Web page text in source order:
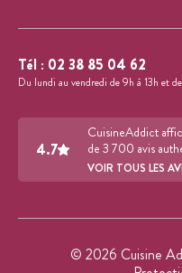
Tél : 02 38 85 04 62
Du lundi au vendredi de 9h à 13h et
4.7
CuisineAddict
de 3 700 avis
VOIR TOUS LES
© 2026 Cuisine